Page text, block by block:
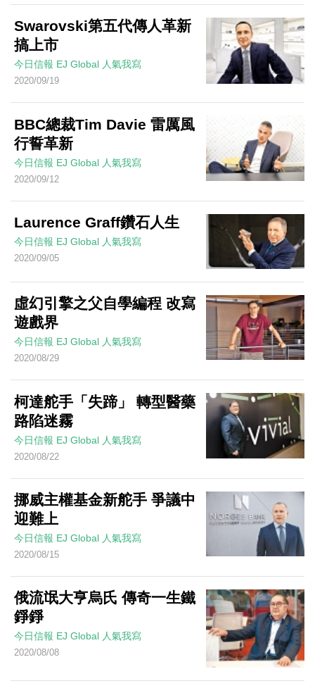
Swarovski第五代傳人革新
搞上市
今日信報 EJ Global 人氣我寫
2020/09/19
BBC總裁Tim Davie 雷厲風
行誓革新
今日信報 EJ Global 人氣我寫
2020/09/12
Laurence Graff鑽石人生
今日信報 EJ Global 人氣我寫
2020/09/05
虛幻引擎之父自學編程 改寫
遊戲界
今日信報 EJ Global 人氣我寫
2020/08/29
柯達舵手「失蹄」 轉型醫藥
路陷迷霧
今日信報 EJ Global 人氣我寫
2020/08/22
挪威主權基金新舵手 爭議中
迎難上
今日信報 EJ Global 人氣我寫
2020/08/15
俄流氓大亨烏氏 傳奇一生鐵
錚錚
今日信報 EJ Global 人氣我寫
2020/08/08